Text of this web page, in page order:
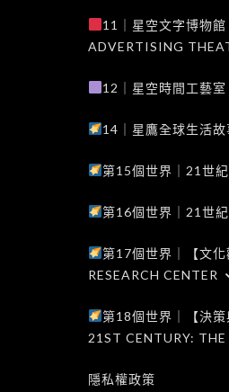
11｜星空文字博物
ADVERTISING
12｜星空時間工藝
14｜星鷹全球生活
第15個世界｜21世
第16個世界｜21世
第17個世界｜【文
RESEARCH CENTER
第18個世界｜【決
21ST CENTURY:
隱私權政策